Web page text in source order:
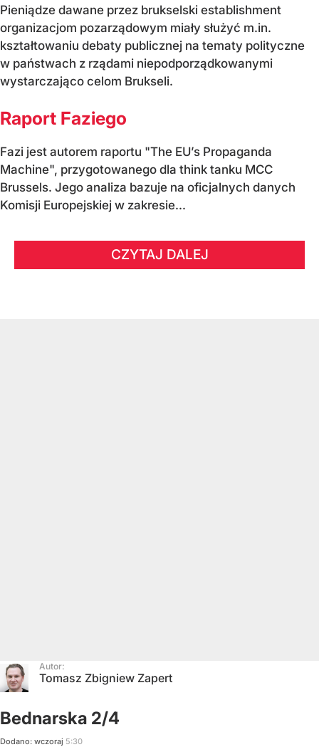
Pieniądze dawane przez brukselski establishment
organizacjom pozarządowym miały służyć m.in.
kształtowaniu debaty publicznej na tematy polityczne
w państwach z rządami niepodporządkowanymi
wystarczająco celom Brukseli.
Raport Faziego
Fazi jest autorem raportu "The EU’s Propaganda
Machine", przygotowanego dla think tanku MCC
Brussels. Jego analiza bazuje na oficjalnych danych
Komisji Europejskiej w zakresie...
CZYTAJ DALEJ
Autor:
Tomasz Zbigniew Zapert
Bednarska 2/4
Dodano: wczoraj 5:30